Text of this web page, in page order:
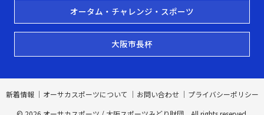
オータム・チャレンジ・スポーツ
大阪市長杯
新着情報 オーサカスポーツについて お問い合わせ
プライバシーポリシー